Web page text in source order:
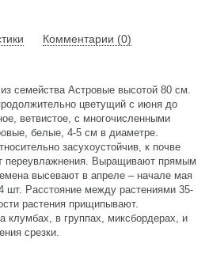
Комментарии (0)
семейства Астровые высотой 80 см.
цветущий с июня до
ветвистое, с многочисленными
белые, 4-5 см в диаметре.
засухоустойчив, к почве
переувлажнения. Выращивают прямым
высевают в апреле – начале мая
шт. Расстояние между растениями 35-
растения прищипывают.
клумбах, в группах, миксбордерах, и
срезки.